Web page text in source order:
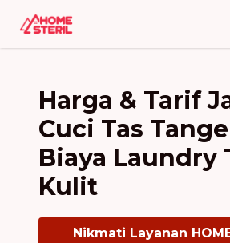
Harga & Tarif
Cuci Tas
Biaya Laundry
Kulit
Nikmati Layanan